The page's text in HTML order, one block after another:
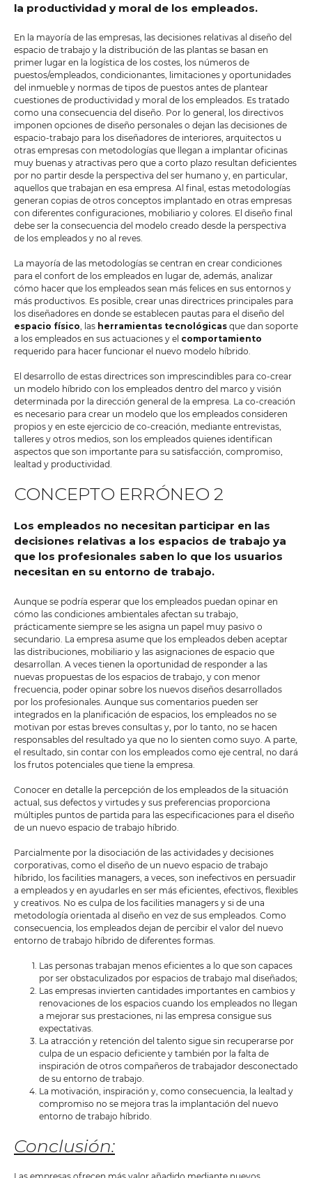
la productividad y moral de los empleados.
En la mayoría de las empresas, las decisiones relativas al diseño del
espacio de trabajo y la distribución de las plantas se basan en
primer lugar en la logística de los costes, los números de
puestos/empleados, condicionantes, limitaciones y oportunidades
del inmueble y normas de tipos de puestos antes de plantear
cuestiones de productividad y moral de los empleados. Es tratado
como una consecuencia del diseño. Por lo general, los directivos
imponen opciones de diseño personales o dejan las decisiones de
espacio-trabajo para los diseñadores de interiores, arquitectos u
otras empresas con metodologías que llegan a implantar oficinas
muy buenas y atractivas pero que a corto plazo resultan deficientes
por no partir desde la perspectiva del ser humano y, en particular,
aquellos que trabajan en esa empresa. Al final, estas metodologías
generan copias de otros conceptos implantado en otras empresas
con diferentes configuraciones, mobiliario y colores. El diseño final
debe ser la consecuencia del modelo creado desde la perspectiva
de los empleados y no al reves.
La mayoría de las metodologías se centran en crear condiciones
para el confort de los empleados en lugar de, además, analizar
cómo hacer que los empleados sean más felices en sus entornos y
más productivos. Es posible, crear unas directrices principales para
los diseñadores en donde se establecen pautas para el diseño del
espacio físico, las herramientas tecnológicas que dan soporte
a los empleados en sus actuaciones y el comportamiento
requerido para hacer funcionar el nuevo modelo híbrido.
El desarrollo de estas directrices son imprescindibles para co-crear
un modelo híbrido con los empleados dentro del marco y visión
determinada por la dirección general de la empresa. La co-creación
es necesario para crear un modelo que los empleados consideren
propios y en este ejercicio de co-creación, mediante entrevistas,
talleres y otros medios, son los empleados quienes identifican
aspectos que son importante para su satisfacción, compromiso,
lealtad y productividad.
CONCEPTO ERRÓNEO 2
Los empleados no necesitan participar en las
decisiones relativas a los espacios de trabajo ya
que los profesionales saben lo que los usuarios
necesitan en su entorno de trabajo.
Aunque se podría esperar que los empleados puedan opinar en
cómo las condiciones ambientales afectan su trabajo,
prácticamente siempre se les asigna un papel muy pasivo o
secundario. La empresa asume que los empleados deben aceptar
las distribuciones, mobiliario y las asignaciones de espacio que
desarrollan. A veces tienen la oportunidad de responder a las
nuevas propuestas de los espacios de trabajo, y con menor
frecuencia, poder opinar sobre los nuevos diseños desarrollados
por los profesionales. Aunque sus comentarios pueden ser
integrados en la planificación de espacios, los empleados no se
motivan por estas breves consultas y, por lo tanto, no se hacen
responsables del resultado ya que no lo sienten como suyo. A parte,
el resultado, sin contar con los empleados como eje central, no dará
los frutos potenciales que tiene la empresa.
Conocer en detalle la percepción de los empleados de la situación
actual, sus defectos y virtudes y sus preferencias proporciona
múltiples puntos de partida para las especificaciones para el diseño
de un nuevo espacio de trabajo híbrido.
Parcialmente por la disociación de las actividades y decisiones
corporativas, como el diseño de un nuevo espacio de trabajo
híbrido, los facilities managers, a veces, son inefectivos en persuadir
a empleados y en ayudarles en ser más eficientes, efectivos, flexibles
y creativos. No es culpa de los facilities managers y si de una
metodología orientada al diseño en vez de sus empleados. Como
consecuencia, los empleados dejan de percibir el valor del nuevo
entorno de trabajo híbrido de diferentes formas.
Las personas trabajan menos eficientes a lo que son capaces
por ser obstaculizados por espacios de trabajo mal diseñados;
Las empresas invierten cantidades importantes en cambios y
renovaciones de los espacios cuando los empleados no llegan
a mejorar sus prestaciones, ni las empresa consigue sus
expectativas.
La atracción y retención del talento sigue sin recuperarse por
culpa de un espacio deficiente y también por la falta de
inspiración de otros compañeros de trabajador desconectado
de su entorno de trabajo.
La motivación, inspiración y, como consecuencia, la lealtad y
compromiso no se mejora tras la implantación del nuevo
entorno de trabajo híbrido.
Conclusión: